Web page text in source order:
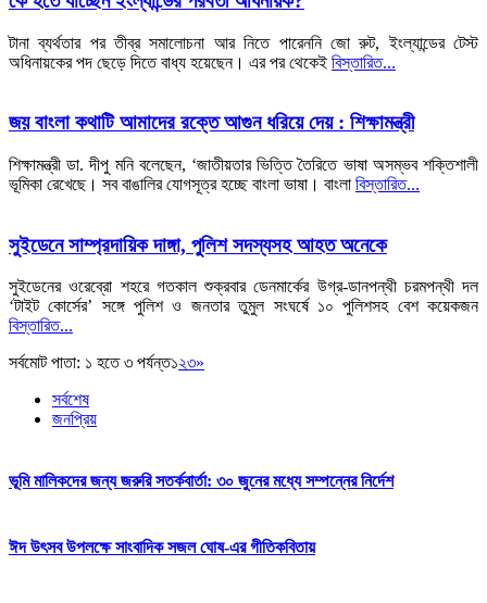
টানা ব্যর্থতার পর তীব্র সমালোচনা আর নিতে পারেননি জো রুট, ইংল্যান্ডের টেস্ট
অধিনায়কের পদ ছেড়ে দিতে বাধ্য হয়েছেন। এর পর থেকেই বিস্তারিত...
জয় বাংলা কথাটি আমাদের রক্তে আগুন ধরিয়ে দেয় : শিক্ষামন্ত্রী
শিক্ষামন্ত্রী ডা. দীপু মনি বলেছেন, ‘জাতীয়তার ভিত্তি তৈরিতে ভাষা অসম্ভব শক্তিশালী
ভূমিকা রেখেছে। সব বাঙালির যোগসূত্র হচ্ছে বাংলা ভাষা। বাংলা বিস্তারিত...
সুইডেনে সাম্প্রদায়িক দাঙ্গা, পুলিশ সদস্যসহ আহত অনেকে
সুইডেনের ওরেব্রো শহরে গতকাল শুক্রবার ডেনমার্কের উগ্র-ডানপন্থী চরমপন্থী দল
‘টাইট কোর্সের’ সঙ্গে পুলিশ ও জনতার তুমুল সংঘর্ষে ১০ পুলিশসহ বেশ কয়েকজন
বিস্তারিত...
সর্বমোট পাতা: ১ হতে ৩ পর্যন্ত১২৩»
সর্বশেষ
জনপ্রিয়
ভূমি মালিকদের জন্য জরুরি সতর্কবার্তা: ৩০ জুনের মধ্যে সম্পন্নের নির্দেশ
ঈদ উৎসব উপলক্ষে সাংবাদিক সজল ঘোষ-এর গীতিকবিতায়